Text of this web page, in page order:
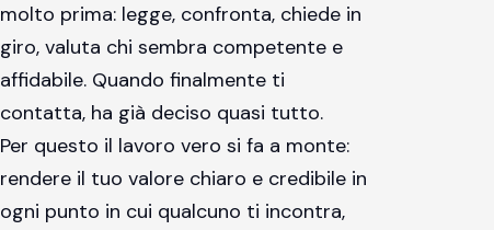
molto prima: legge, confronta, chiede in
giro, valuta chi sembra competente e
affidabile. Quando finalmente ti
contatta, ha già deciso quasi tutto.
Per questo il lavoro vero si fa a monte:
rendere il tuo valore chiaro e credibile in
ogni punto in cui qualcuno ti incontra,